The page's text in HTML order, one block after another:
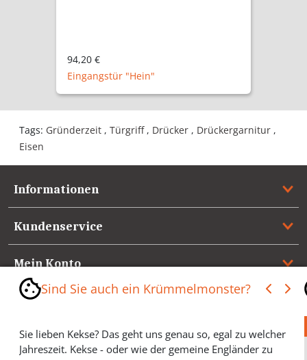
94,20 €
Eingangstür "Hein"
Tags: Gründerzeit , Türgriff , Drücker , Drückergarnitur ,
Eisen
Informationen
Kundenservice
Mein Konto
Referenzen
Medienspiegel & Presseinformationen
Sind Sie auch ein Krümmelmonster?
Sie lieben Kekse? Das geht uns genau so, egal zu welcher
Jahreszeit. Kekse - oder wie der gemeine Engländer zu